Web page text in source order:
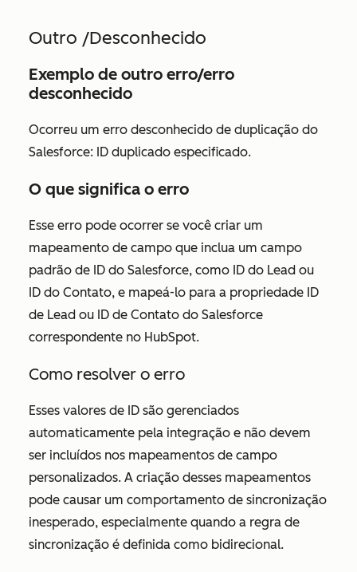
Outro /Desconhecido
Exemplo de outro erro/erro
desconhecido
Ocorreu um erro desconhecido de duplicação do
Salesforce: ID duplicado especificado.
O que significa o erro
Esse erro pode ocorrer se você criar um
mapeamento de campo que inclua um campo
padrão de ID do Salesforce, como ID do Lead ou
ID do Contato, e mapeá-lo para a propriedade ID
de Lead ou ID de Contato do Salesforce
correspondente no HubSpot.
Como resolver o erro
Esses valores de ID são gerenciados
automaticamente pela integração e não devem
ser incluídos nos mapeamentos de campo
personalizados. A criação desses mapeamentos
pode causar um comportamento de sincronização
inesperado, especialmente quando a regra de
sincronização é definida como bidirecional.